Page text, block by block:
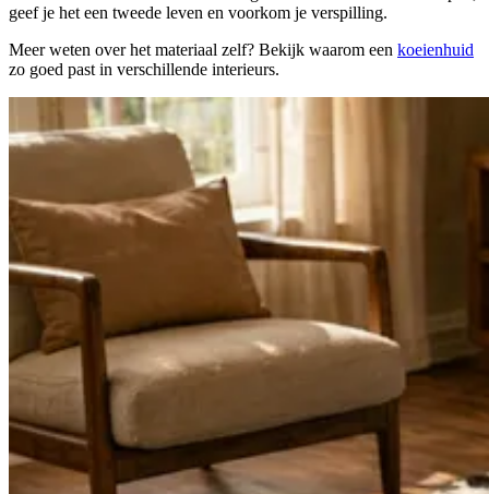
geef je het een tweede leven en voorkom je verspilling.
Meer weten over het materiaal zelf? Bekijk waarom een koeienhuid
zo goed past in verschillende interieurs.